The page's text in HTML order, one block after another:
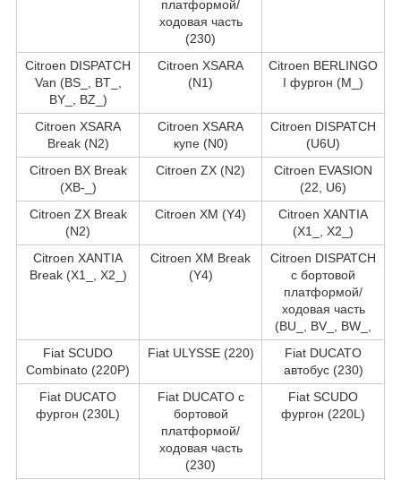
платформой/
ходовая часть
(230)
Citroen DISPATCH
Van (BS_, BT_,
BY_, BZ_)
Citroen XSARA
(N1)
Citroen BERLINGO
I фургон (M_)
Citroen XSARA
Break (N2)
Citroen XSARA
купе (N0)
Citroen DISPATCH
(U6U)
Citroen BX Break
(XB-_)
Citroen ZX (N2)
Citroen EVASION
(22, U6)
Citroen ZX Break
(N2)
Citroen XM (Y4)
Citroen XANTIA
(X1_, X2_)
Citroen XANTIA
Break (X1_, X2_)
Citroen XM Break
(Y4)
Citroen DISPATCH
c бортовой
платформой/
ходовая часть
(BU_, BV_, BW_,
Fiat SCUDO
Combinato (220P)
Fiat ULYSSE (220)
Fiat DUCATO
автобус (230)
Fiat DUCATO
фургон (230L)
Fiat DUCATO c
бортовой
платформой/
ходовая часть
(230)
Fiat SCUDO
фургон (220L)